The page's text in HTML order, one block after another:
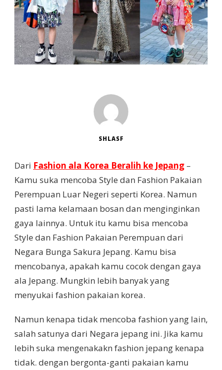
SHLASF
Dari Fashion ala Korea Beralih ke Jepang –
Kamu suka mencoba Style dan Fashion Pakaian
Perempuan Luar Negeri seperti Korea. Namun
pasti lama kelamaan bosan dan menginginkan
gaya lainnya. Untuk itu kamu bisa mencoba
Style dan Fashion Pakaian Perempuan dari
Negara Bunga Sakura Jepang. Kamu bisa
mencobanya, apakah kamu cocok dengan gaya
ala Jepang. Mungkin lebih banyak yang
menyukai fashion pakaian korea.
Namun kenapa tidak mencoba fashion yang lain,
salah satunya dari Negara jepang ini. Jika kamu
lebih suka mengenakakn fashion jepang kenapa
tidak. dengan bergonta-ganti pakaian kamu